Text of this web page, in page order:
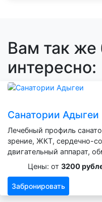
Вам так же
интересно:
Санатории Адыгеи
Лечебный профиль
зрение, ЖКТ, сердечно-
двигательный аппарат,
Цены: от 3200
Забронировать